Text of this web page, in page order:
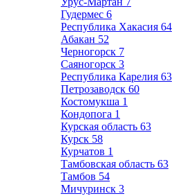
Гудермес 6
Республика Хакасия 64
Абакан 52
Черногорск 7
Саяногорск 3
Республика Карелия 63
Петрозаводск 60
Костомукша 1
Кондопога 1
Курская область 63
Курск 58
Курчатов 1
Тамбовская область 63
Тамбов 54
Мичуринск 3